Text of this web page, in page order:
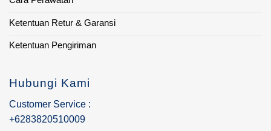
Ketentuan Retur & Garansi
Ketentuan Pengiriman
Hubungi Kami
Customer Service :
+6283820510009